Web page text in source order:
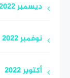
ديسمبر 2022
نوفمبر 2022
أكتوبر 2022